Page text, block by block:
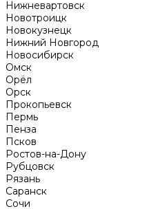
Нижневартовск
Новотроицк
Новокузнецк
Нижний Новгород
Новосибирск
Омск
Орёл
Орск
Прокопьевск
Пермь
Пенза
Псков
Ростов-на-Дону
Рубцовск
Рязань
Саранск
Сочи